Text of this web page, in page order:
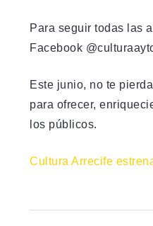
Para seguir todas las
Facebook
Este junio, no te
para ofrecer,
los públicos.
Cultura Arrecife